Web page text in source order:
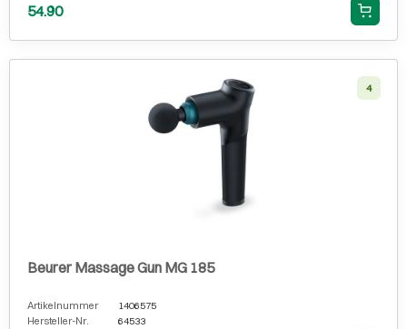
54.90
4
Beurer Massage Gun MG 185
Artikelnummer
1406575
Hersteller-Nr.
64533